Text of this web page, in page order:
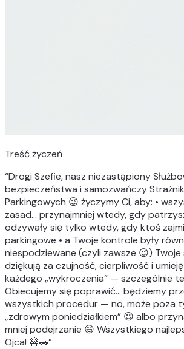
Treść życzeń
“Drogi Szefie, nasz niezastąpiony
bezpieczeństwa i samozwańczy
Parkingowych 😉 życzymy Ci, aby: •
zasad… przynajmniej wtedy, gdy
odzywały się tylko wtedy, gdy ktoś
parkingowe • a Twoje kontrole były
niespodziewane (czyli zawsze 😉) Twoje
dziękują za czujność, cierpliwość i
każdego „wykroczenia” — szczególnie
Obiecujemy się poprawić… będziemy
wszystkich procedur — no, może poza
„zdrowym poniedziałkiem” 😉 albo
mniej podejrzanie 😄 Wszystkiego
Ojca! 🚧🚗”